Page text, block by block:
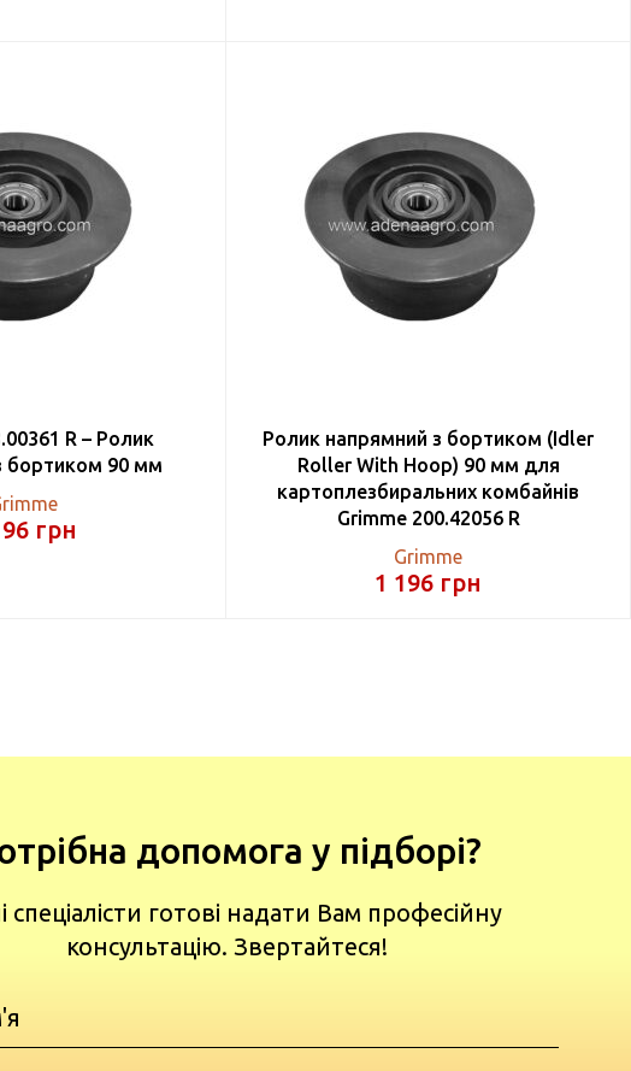
R – Ролик
бортиком 90 мм
грн
Ролик напрямний з бортиком (Idler
Roller With Hoop) 90 мм для
картоплезбиральних комбайнів
Grimme 200.42056 R
Grimme
1 196 грн
допомога у підборі?
спеціалісти готові надати Вам професійну
консультацію. Звертайтеся!